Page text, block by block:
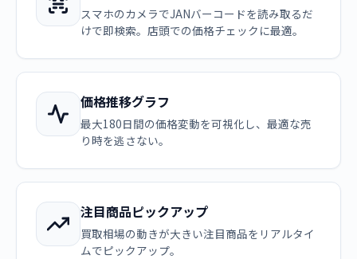
スマホのカメラでJANバーコードを読み取るだ
けで即検索。店頭での価格チェックに最適。
価格推移グラフ
最大180日間の価格変動を可視化し、最適な売
り時を逃さない。
注目商品ピックアップ
買取相場の動きが大きい注目商品をリアルタイ
ムでピックアップ。